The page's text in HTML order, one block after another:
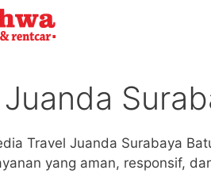
Travel Juanda Surabaya
yang aman, responsif,